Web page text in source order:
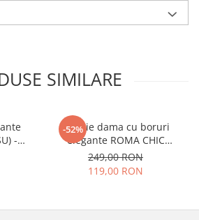
SIMILARE
-
-52%
Palarie dama cu boruri
elegante ROMA CHIC
(GRENA) - marime unica,
reglabila
249,00 RON
119,00 RON